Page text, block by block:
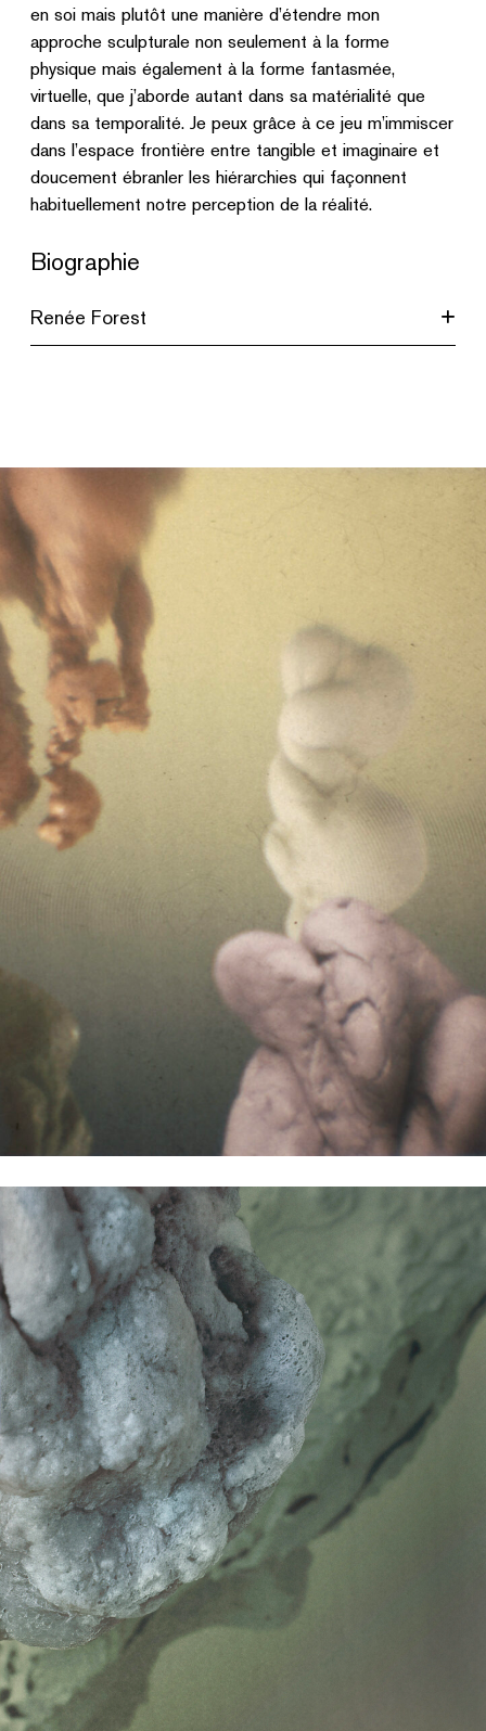
en soi mais plutôt une manière d’étendre mon
approche sculpturale non seulement à la forme
physique mais également à la forme fantasmée,
virtuelle, que j’aborde autant dans sa matérialité que
dans sa temporalité. Je peux grâce à ce jeu m’immiscer
dans l’espace frontière entre tangible et imaginaire et
doucement ébranler les hiérarchies qui façonnent
habituellement notre perception de la réalité.
Biographie
Renée Forest